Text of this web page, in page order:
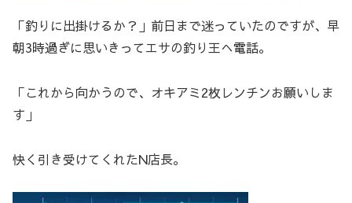
「釣りに出掛けるか？」前日まで迷っていたのですが、早
朝3時過ぎに思いきってエサの釣り王へ電話。
「これから向かうので、オキアミ2枚レンチンお願いしま
す」
快く引き受けてくれたN店長。